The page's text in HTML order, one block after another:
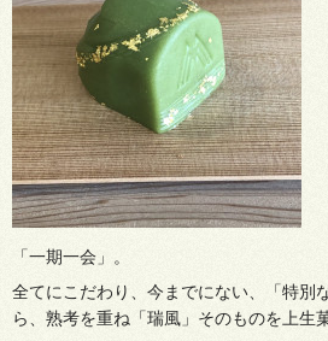
「一期一会」。
全てにこだわり、今までにない、「特別
ら、熟考を重ね「瑞風」そのものを上生